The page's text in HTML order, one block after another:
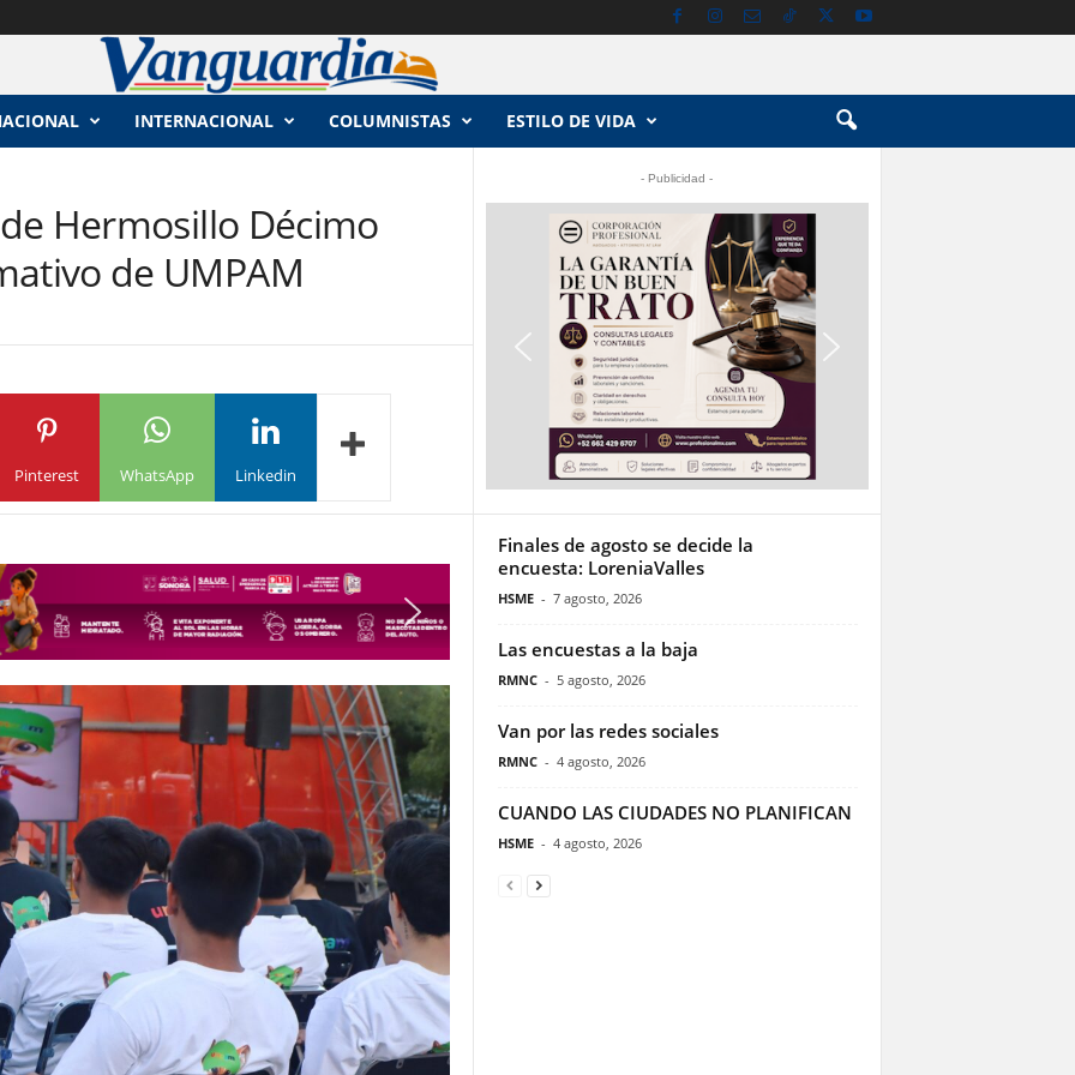
INTERNACIONAL COLUMNISTAS ESTILO DE VIDA
Hermosillo Décimo
de UMPAM
Pinterest WhatsApp Linkedin
- Publicidad -
Finales de agosto se decide la
encuesta: LoreniaValles
HSME - 7 agosto, 2026
Las encuestas a la baja
RMNC - 5 agosto, 2026
Van por las redes sociales
RMNC - 4 agosto, 2026
CUANDO LAS CIUDADES NO PLANIFICAN
HSME - 4 agosto, 2026